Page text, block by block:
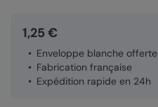
1,25 €
Enveloppe blanche offerte
Fabrication française
Expédition rapide en 24h